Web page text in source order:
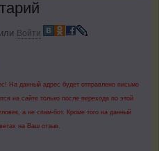
или Войти
На данный адрес будет отправлено письмо
на сайте только после перехода по этой
а не спам-бот. Кроме того на данный
на Ваш отзыв.